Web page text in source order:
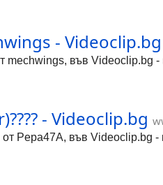
- Videoclip.bg
във Videoclip.bg -
- Videoclip.bg
Pepa47A, във Videoclip.bg -